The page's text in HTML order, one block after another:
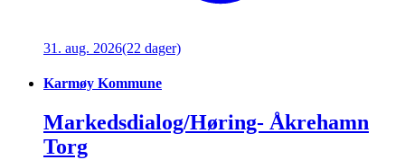
31. aug. 2026(22 dager)
Karmøy Kommune
Markedsdialog/Høring- Åkrehamn
Torg